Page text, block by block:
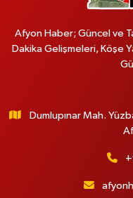
Afyon Haber; Güncel ve
Dakika Gelişmeleri, Köşe
Dumlupınar Mah.